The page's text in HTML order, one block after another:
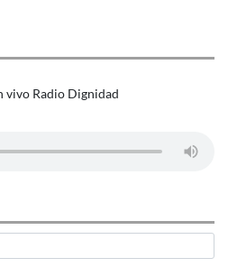
vivo Radio Dignidad